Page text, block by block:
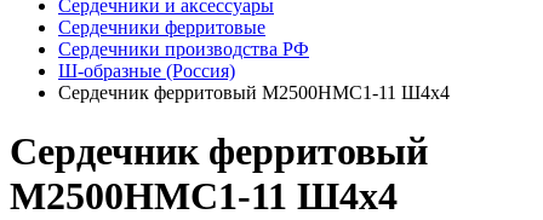
Сердечники и аксессуары
Сердечники ферритовые
Сердечники производства РФ
Ш-образные (Россия)
Сердечник ферритовый М2500НМС1-11 Ш4х4
Сердечник ферритовый
М2500НМС1-11 Ш4х4